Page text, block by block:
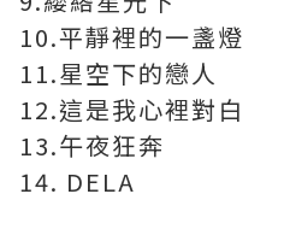
10.平靜裡的一盞燈
11.星空下的戀人
12.這是我心裡對白
13.午夜狂奔
14. DELA